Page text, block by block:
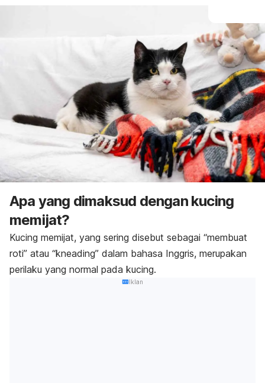
Apa yang dimaksud dengan kucing
memijat?
Kucing memijat, yang sering disebut sebagai “membuat
roti” atau “kneading” dalam bahasa Inggris, merupakan
perilaku yang normal pada kucing.
Iklan